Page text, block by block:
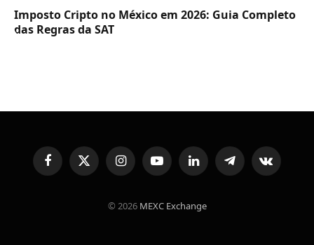
Imposto Cripto no México em 2026: Guia Completo
das Regras da SAT
FacebookX
(Twitter)
InstagramYouTubeLinkedInTelegramVKontakte
© 2026 MEXC Exchange